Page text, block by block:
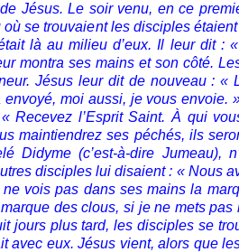
Jésus. Le soir venu, en ce
se trouvaient les disciples
là au milieu d’eux. Il leur dit :
montra ses mains et son côté.
Jésus leur dit de nouveau : «
envoyé, moi aussi, je vous envoie.
Recevez l’Esprit Saint. À qui
maintiendrez ses péchés, ils
Didyme (c’est-à-dire Jumeau),
disciples lui disaient : « Nous
vois pas dans ses mains la
des clous, si je ne mets
jours plus tard, les disciples se
avec eux. Jésus vient, alors que